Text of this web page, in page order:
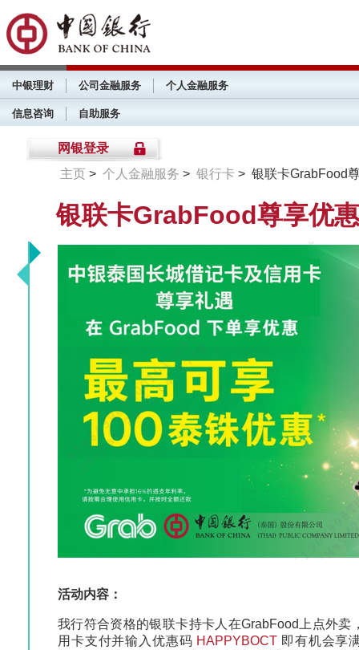
中银理财 公司金融服务 个人金融服务
信息咨询 自助服务
网银登录
主页 > 个人金融服务 > 银行卡 > 银联卡GrabFood
银联卡GrabFood尊享优惠
活动内容：
我行符合资格的银联卡持卡人在GrabFood上点外卖
用卡支付并输入优惠码 HAPPYBOCT 即有机会享